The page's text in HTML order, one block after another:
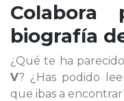
Colabora
biografía
¿Qué te ha
V? ¿Has podido
que ibas a